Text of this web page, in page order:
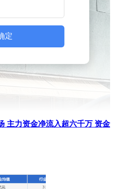
定
主力资金净流入超六千万 资金